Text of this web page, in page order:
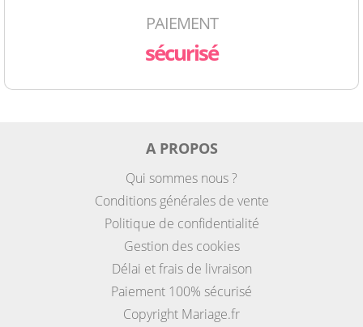
PAIEMENT
sécurisé
A PROPOS
Qui sommes nous ?
Conditions générales de vente
Politique de confidentialité
Gestion des cookies
Délai et frais de livraison
Paiement 100% sécurisé
Copyright Mariage.fr